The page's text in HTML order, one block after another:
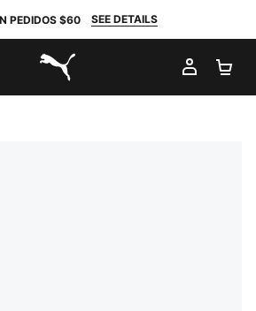
PEDIDOS $60 SEE DETAILS
PUMA.com
MI